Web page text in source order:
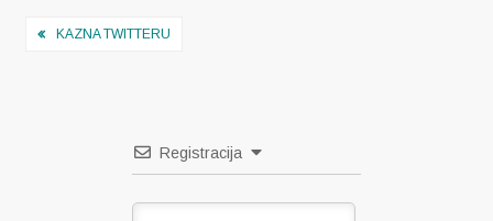
Navigacija
KAZNA TWITTERU
Registracija